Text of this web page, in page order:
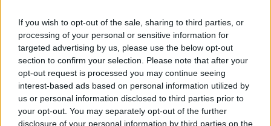
If you wish to opt-out of the sale, sharing to third parties, or
processing of your personal or sensitive information for
targeted advertising by us, please use the below opt-out
section to confirm your selection. Please note that after your
opt-out request is processed you may continue seeing
interest-based ads based on personal information utilized by
us or personal information disclosed to third parties prior to
your opt-out. You may separately opt-out of the further
disclosure of your personal information by third parties on the